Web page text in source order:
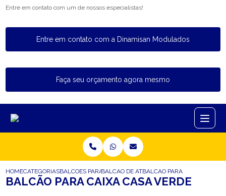
Entre em contato com um de nossos especialistas!
Entre em contato com a Dinamisan Modulados
Faça seu orçamento agora mesmo
HOMECATEGORIASBALCOES PARA LOJABALCAO DE ATENDIMENTO LOJA DE ROUPA
BALCAO PARA CAIXA CASA
BALCÃO PARA CAIXA CASA VERDE